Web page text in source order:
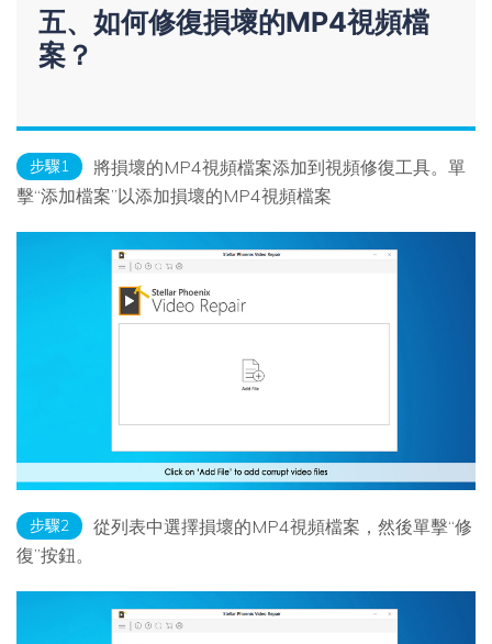
五、如何修復損壞的MP4視頻檔
案？
步驟1
將損壞的MP4視頻檔案添加到視頻修復工具。單
擊“添加檔案”以添加損壞的MP4視頻檔案
步驟2
從列表中選擇損壞的MP4視頻檔案，然後單擊“修
復”按鈕。